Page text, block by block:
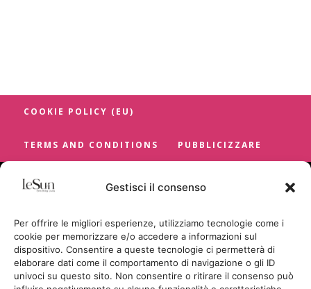
Gestisci il consenso
Per offrire le migliori esperienze, utilizziamo tecnologie come i
cookie per memorizzare e/o accedere a informazioni sul
dispositivo. Consentire a queste tecnologie ci permetterà di
elaborare dati come il comportamento di navigazione o gli ID
univoci su questo sito. Non consentire o ritirare il consenso può
COOKIE POLICY (EU)
TERMS AND CONDITIONS PUBBLICIZZARE